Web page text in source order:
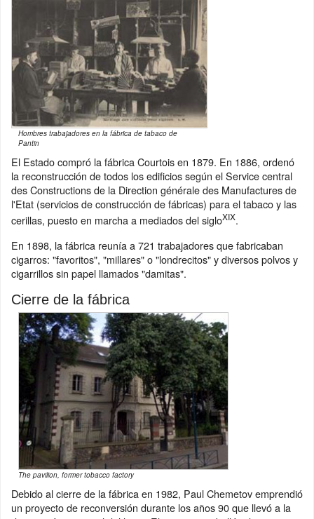
Hombres trabajadores en la fábrica de tabaco de
Pantin
El Estado compró la fábrica Courtois en 1879. En 1886, ordenó
la reconstrucción de todos los edificios según el Service central
des Constructions de la Direction générale des Manufactures de
l'Etat (servicios de construcción de fábricas) para el tabaco y las
cerillas, puesto en marcha a mediados del sigloXIX.
En 1898, la fábrica reunía a 721 trabajadores que fabricaban
cigarros: "favoritos", "millares" o "londrecitos" y diversos polvos y
cigarrillos sin papel llamados "damitas".
Cierre de la fábrica
The pavilion, former tobacco factory
Debido al cierre de la fábrica en 1982, Paul Chemetov emprendió
un proyecto de reconversión durante los años 90 que llevó a la